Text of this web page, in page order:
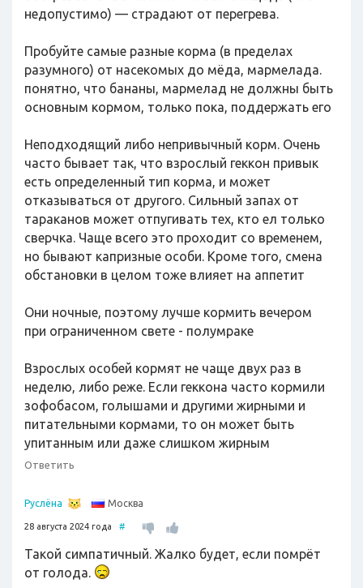
недопустимо) — страдают от перегрева.
Пробуйте самые разные корма (в пределах
разумного) от насекомых до мёда, мармелада.
понятно, что бананы, мармелад не должны быть
основным кормом, только пока, поддержать его
Неподходящий либо непривычный корм. Очень
часто бывает так, что взрослый геккон привык
есть определенный тип корма, и может
отказываться от другого. Сильный запах от
тараканов может отпугивать тех, кто ел только
сверчка. Чаще всего это проходит со временем,
но бывают капризные особи. Кроме того, смена
обстановки в целом тоже влияет на аппетит
Они ночные, поэтому лучше кормить вечером
при ограниченном свете - полумраке
Взрослых особей кормят не чаще двух раз в
неделю, либо реже. Если геккона часто кормили
зофобасом, голышами и другими жирными и
питательными кормами, то он может быть
упитанным или даже слишком жирным
Ответить
Руслёна Москва
28 августа 2024 года #
Такой симпатичный. Жалко будет, если помрёт
от голода.